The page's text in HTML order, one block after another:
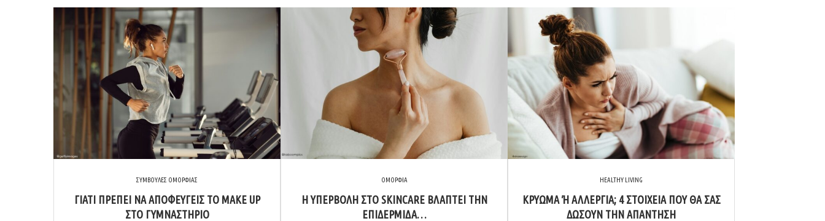
ΣΥΜΒΟΥΛΕΣ ΟΜΟΡΦΙΑΣ
ΓΙΑΤΊ ΠΡΈΠΕΙ ΝΑ ΑΠΟΦΕΎΓΕΙΣ ΤΟ MAKE UP
ΣΤΟ ΓΥΜΝΑΣΤΉΡΙΟ
ΟΜΟΡΦΙΑ
Η ΥΠΕΡΒΟΛΉ ΣΤΟ SKINCARE ΒΛΆΠΤΕΙ ΤΗΝ
ΕΠΙΔΕΡΜΊΔΑ…
HEALTHY LIVING
ΚΡΎΩΜΑ Ή ΑΛΛΕΡΓΊΑ; 4 ΣΤΟΙΧΕΊΑ ΠΟΥ ΘΑ ΣΑΣ Δ
ΏΣΟΥΝ ΤΗΝ ΑΠΆΝΤΗΣΗ